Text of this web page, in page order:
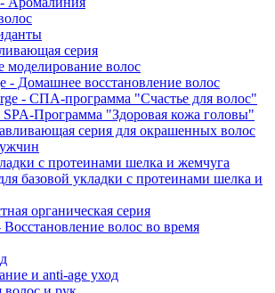
серия
моделирование волос
- Домашнее восстановление волос
- СПА-программа "Счастье для волос"
Программа "Здоровая кожа головы"
серия для окрашенных волос
с протеинами шелка и жемчуга
базовой укладки с протеинами шелка и
органическая серия
волос во время
и anti-age уход